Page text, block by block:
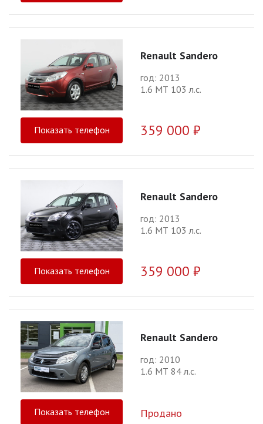
Renault Sandero
год: 2013
1.6 МТ 103 л.с.
Показать телефон 359 000 ₽
Renault Sandero
год: 2013
1.6 МТ 103 л.с.
Показать телефон 359 000 ₽
Renault Sandero
год: 2010
1.6 МТ 84 л.с.
Показать телефон Продано